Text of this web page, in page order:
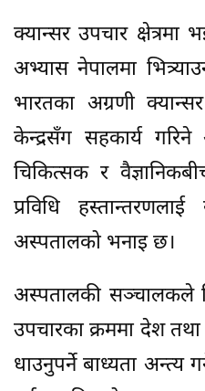
क्यान्सर उपचार क्षेत्रमा
अभ्यास नेपालमा
भारतका अग्रणी
केन्द्रसँग सहकार्य
चिकित्सक र
प्रविधि
अस्पतालको भनाइ छ।
अस्पतालकी सञ्चालकले
उपचारका क्रममा देश
धाउनुपर्ने बाध्यता अन्त्य